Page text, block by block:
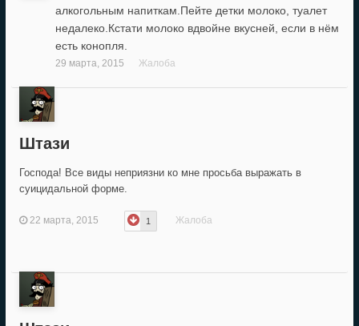
алкогольным напиткам.Пейте детки молоко, туалет
недалеко.Кстати молоко вдвойне вкусней, если в нём
есть конопля.
29 марта, 2015 Жалоба
Штази
Господа! Все виды неприязни ко мне просьба выражать в
суицидальной форме.
22 марта, 2015 1 Жалоба